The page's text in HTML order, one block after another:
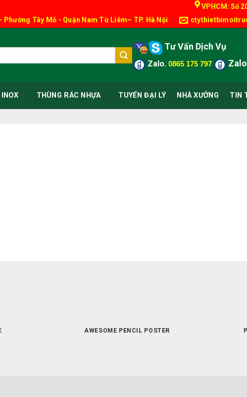
VPHCM: Số
Phường Tây Mỗ - Quận Nam Từ Liêm– TP. Hà Nội
Tư Vấn Dịch Vụ
Zalo. 0865 175 797
THÙNG RÁC NHỰA TUYỂN ĐẠI LÝ NHÀ XƯỞNG TIN
AWESOME PENCIL POSTER